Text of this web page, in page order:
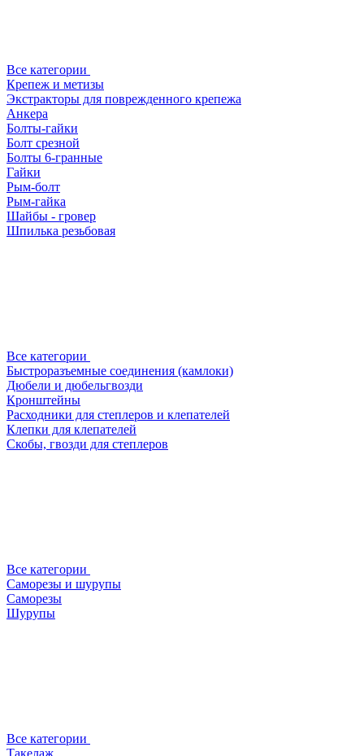
Все категории
Крепеж и метизы
Экстракторы для поврежденного крепежа
Анкера
Болты-гайки
Болт срезной
Болты 6-гранные
Гайки
Рым-болт
Рым-гайка
Шайбы - гровер
Шпилька резьбовая
Все категории
Быстроразъемные соединения (камлоки)
Дюбели и дюбельгвозди
Кронштейны
Расходники для степлеров и клепателей
Клепки для клепателей
Скобы, гвозди для степлеров
Все категории
Саморезы и шурупы
Саморезы
Шурупы
Все категории
Такелаж